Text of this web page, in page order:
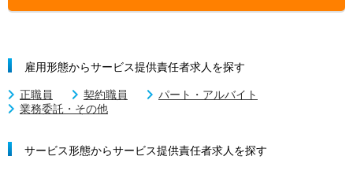
雇用形態からサービス提供責任者求人を探す
正職員 契約職員
パート・アルバイト
業務委託・その他
サービス形態からサービス提供責任者求人を探す